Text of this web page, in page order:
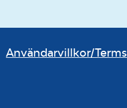
Användarvillkor/Terms